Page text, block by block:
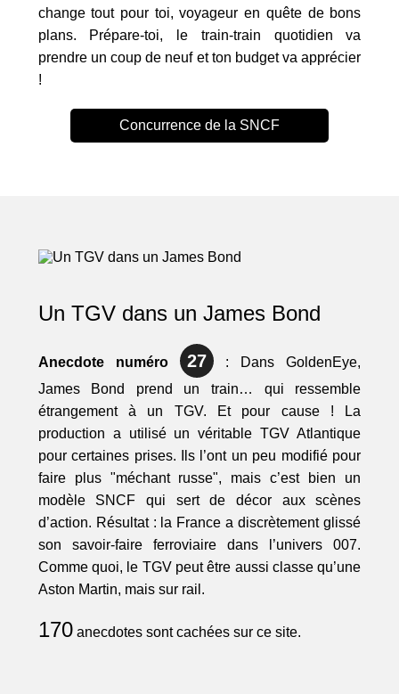
change tout pour toi, voyageur en quête de bons
plans. Prépare-toi, le train-train quotidien va
prendre un coup de neuf et ton budget va apprécier
!
Concurrence de la SNCF
Un TGV dans un James Bond
Anecdote numéro 27 : Dans GoldenEye,
James Bond prend un train… qui ressemble
étrangement à un TGV. Et pour cause ! La
production a utilisé un véritable TGV Atlantique
pour certaines prises. Ils l’ont un peu modifié pour
faire plus "méchant russe", mais c’est bien un
modèle SNCF qui sert de décor aux scènes
d’action. Résultat : la France a discrètement glissé
son savoir-faire ferroviaire dans l’univers 007.
Comme quoi, le TGV peut être aussi classe qu’une
Aston Martin, mais sur rail.
170anecdotes sont cachées sur ce site.